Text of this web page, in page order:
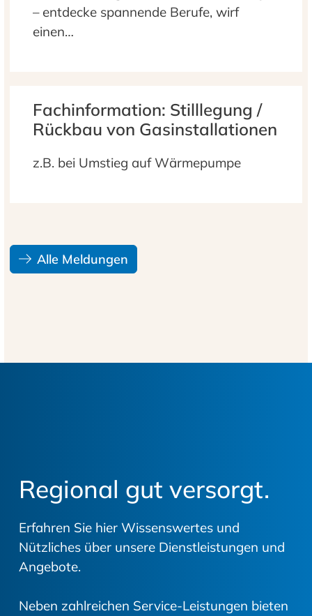
– entdecke spannende Berufe, wirf
einen…
Fachinformation: Stilllegung /
Rückbau von Gasinstallationen
z.B. bei Umstieg auf Wärmepumpe
Alle Meldungen
Regional gut versorgt.
Erfahren Sie hier Wissenswertes und
Nützliches über unsere Dienstleistungen und
Angebote.
Neben zahlreichen Service-Leistungen bieten